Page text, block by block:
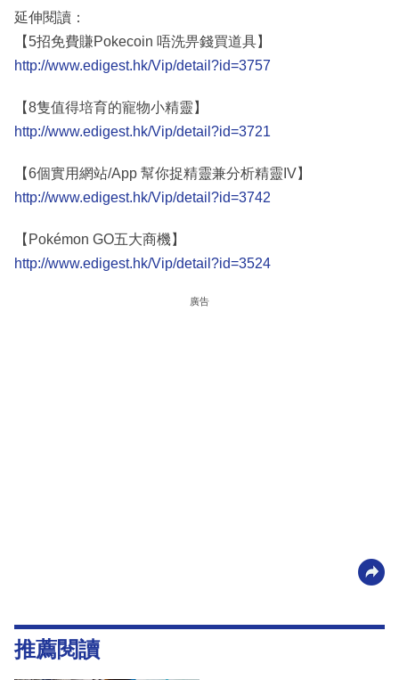
延伸閱讀：
【5招免費賺Pokecoin 唔洗畀錢買道具】
http://www.edigest.hk/Vip/detail?id=3757
【8隻值得培育的寵物小精靈】
http://www.edigest.hk/Vip/detail?id=3721
【6個實用網站/App 幫你捉精靈兼分析精靈IV】
http://www.edigest.hk/Vip/detail?id=3742
【Pokémon GO五大商機】
http://www.edigest.hk/Vip/detail?id=3524
廣告
推薦閱讀